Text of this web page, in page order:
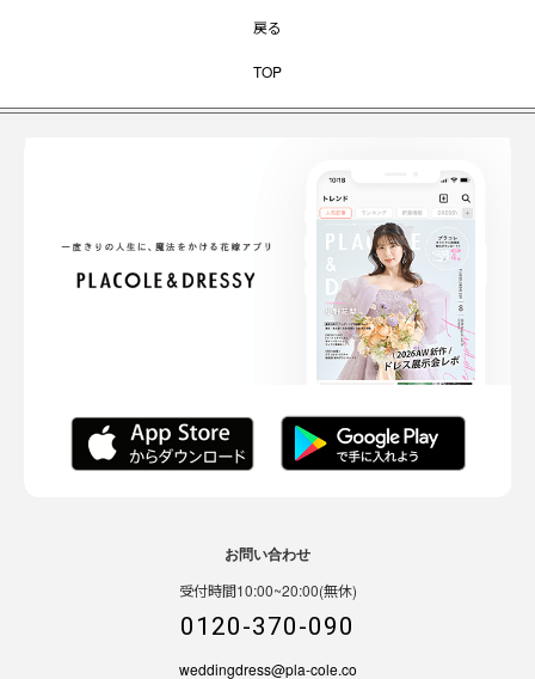
戻る
TOP
お問い合わせ
受付時間10:00~20:00(無休)
0120-370-090
weddingdress@pla-cole.co